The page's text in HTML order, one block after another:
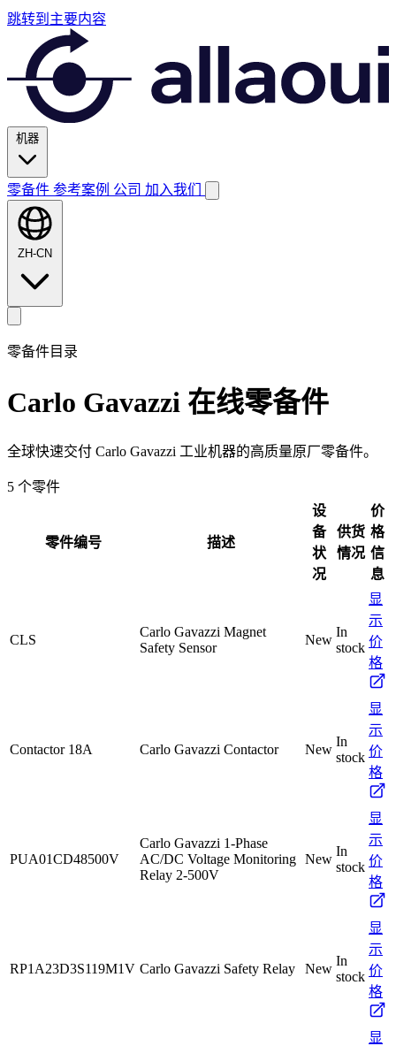
跳转到主要内容
机器
零备件 参考案例 公司 加入我们
ZH-CN
零备件目录
Carlo Gavazzi 在线零备件
全球快速交付 Carlo Gavazzi 工业机器的高质量原厂零备件。
5 个零件
零件编号 描述
设
备
状
况
供货
情况
价
格
信
息
CLS
Carlo Gavazzi Magnet
Safety Sensor
New
In
stock
显
示
价
格
Contactor 18A Carlo Gavazzi Contactor New
In
stock
显
示
价
格
PUA01CD48500V
Carlo Gavazzi 1-Phase
AC/DC Voltage Monitoring
Relay 2-500V
New
In
stock
显
示
价
格
RP1A23D3S119M1V Carlo Gavazzi Safety Relay New
In
stock
显
示
价
格
显